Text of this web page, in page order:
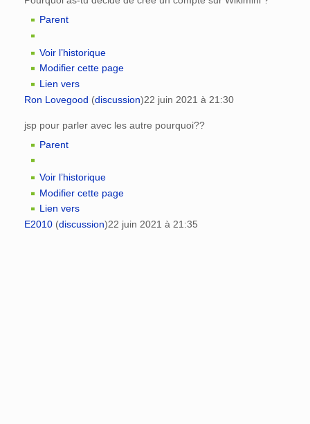
Parent
Voir l’historique
Modifier cette page
Lien vers
Ron Lovegood (discussion)22 juin 2021 à 21:30
jsp pour parler avec les autre pourquoi??
Parent
Voir l’historique
Modifier cette page
Lien vers
E2010 (discussion)22 juin 2021 à 21:35